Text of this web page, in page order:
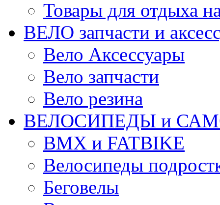
Товары для отдыха
ВЕЛО запчасти и
Вело Аксессуары
Вело запчасти
Вело резина
ВЕЛОСИПЕДЫ и
BMX и FATBIKE
Велосипеды
Беговелы